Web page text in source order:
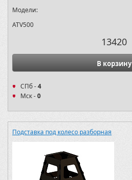
Модели:
ATV500
13420
В корзину
СПб -4
Мск -0
Подставка под колесо разборная